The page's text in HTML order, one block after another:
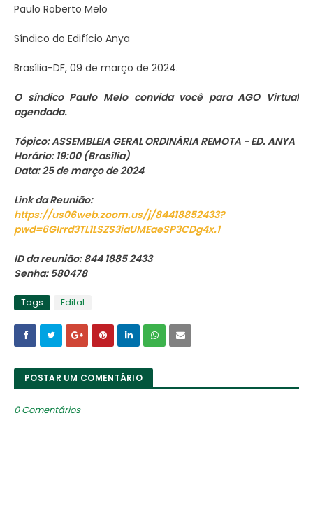
Paulo Roberto Melo
Síndico do Edifício Anya
Brasília-DF, 09 de março de 2024.
O síndico Paulo Melo convida você para AGO Virtual
agendada.
Tópico: ASSEMBLEIA GERAL ORDINÁRIA REMOTA - ED. ANYA
Horário: 19:00 (Brasília)
Data: 25 de março de 2024
Link da Reunião:
https://us06web.zoom.us/j/84418852433?
pwd=6GIrrd3TL1LSZS3iaUMEaeSP3CDg4x.1
ID da reunião: 844 1885 2433
Senha: 580478
Tags Edital
POSTAR UM COMENTÁRIO
0 Comentários